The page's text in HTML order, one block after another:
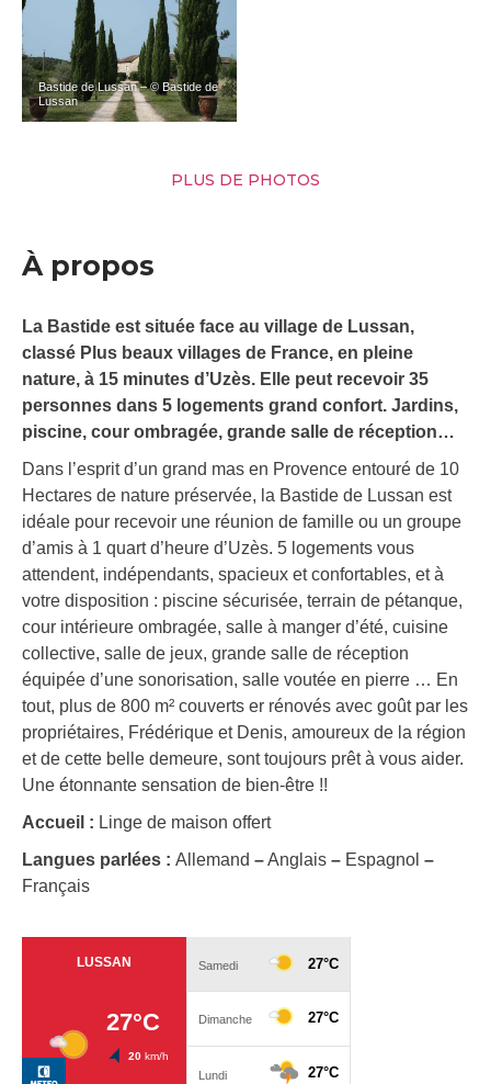
Bastide de Lussan – © Bastide de
Lussan
PLUS DE PHOTOS
À propos
La Bastide est située face au village de Lussan,
classé Plus beaux villages de France, en pleine
nature, à 15 minutes d’Uzès. Elle peut recevoir 35
personnes dans 5 logements grand confort. Jardins,
piscine, cour ombragée, grande salle de réception…
Dans l’esprit d’un grand mas en Provence entouré de 10
Hectares de nature préservée, la Bastide de Lussan est
idéale pour recevoir une réunion de famille ou un groupe
d’amis à 1 quart d’heure d’Uzès. 5 logements vous
attendent, indépendants, spacieux et confortables, et à
votre disposition : piscine sécurisée, terrain de pétanque,
cour intérieure ombragée, salle à manger d’été, cuisine
collective, salle de jeux, grande salle de réception
équipée d’une sonorisation, salle voutée en pierre … En
tout, plus de 800 m² couverts er rénovés avec goût par les
propriétaires, Frédérique et Denis, amoureux de la région
et de cette belle demeure, sont toujours prêt à vous aider.
Une étonnante sensation de bien-être !!
Accueil : Linge de maison offert
Langues parlées : Allemand –Anglais – Espagnol –
Français